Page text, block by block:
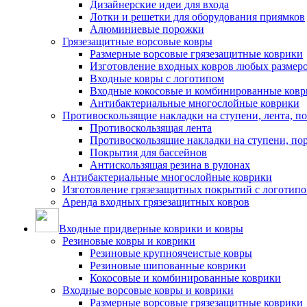
Дизайнерские идеи для входа
Лотки и решетки для оборудования приямков
Алюминиевые порожки
Грязезащитные ворсовые ковры
Размерные ворсовые грязезащитные коврики
Изготовление входных ковров любых
Входные ковры с логотипом
Входные кокосовые и комбинированные
Антибактериальные многослойные коврики
Противоскользящие накладки на ступени, лента,
Противоскользящая лента
Противоскользящие накладки на ступени,
Покрытия для бассейнов
Антискользящая резина в рулонах
Антибактериальные многослойные коврики
Изготовление грязезащитных покрытий с
Аренда входных грязезащитных ковров
Входные придверные коврики и ковры
Резиновые ковры и коврики
Резиновые крупноячеистые ковры
Резиновые шипованные коврики
Кокосовые и комбинированные коврики
Входные ворсовые ковры и коврики
Размерные ворсовые грязезащитные коврики